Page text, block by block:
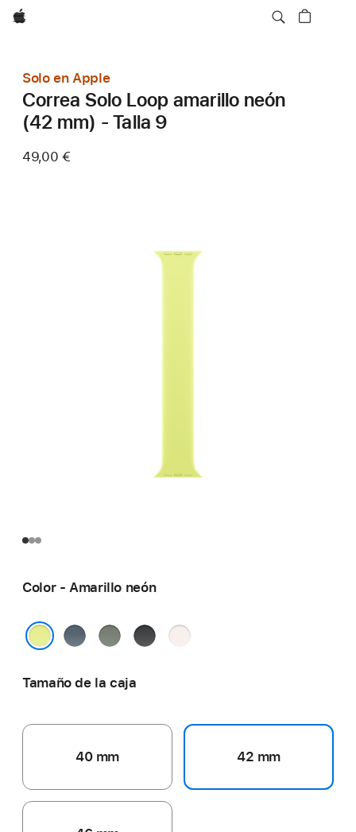
Apple
Solo en Apple
Correa Solo Loop amarillo neón
(42 mm) - Talla 9
49,00 €
Color - Amarillo neón
Azul
Gris
NegroRosa
Tamaño de la caja
40 mm 42 mm